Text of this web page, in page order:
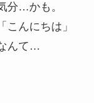
分…かも。
「こんにちは」
んて…